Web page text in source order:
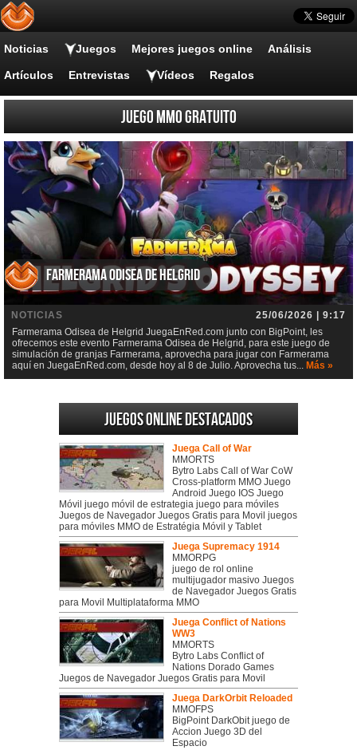
Noticias Juegos Mejores juegos online Análisis
Artículos Entrevistas Vídeos Regalos
juego MMO Gratuito
Farmerama Odisea de Helgrid
NOTICIAS
25/06/2026 | 9:17
Farmerama Odisea de Helgrid JuegaEnRed.com junto con BigPoint, les
ofrecemos este evento Farmerama Odisea de Helgrid, para este juego de
simulación de granjas Farmerama, aprovecha para jugar con Farmerama
aquí en JuegaEnRed.com, desde hoy al 8 de Julio. Aprovecha tus... Más »
Juegos online destacados
Juega Call of War
MMORTS
Bytro Labs Call of War CoW
Cross-platform MMO Juego
Android Juego IOS Juego
Móvil juego móvil de estrategia juego para móviles
Juegos de Navegador Juegos Gratis para Movil juegos
para móviles MMO de Estratégia Móvil y Tablet
Juega Supremacy 1914
MMORPG
juego de rol online
multijugador masivo Juegos
de Navegador Juegos Gratis
para Movil Multiplataforma MMO
Juega Conflict of Nations
WW3
MMORTS
Bytro Labs Conflict of
Nations Dorado Games
Juegos de Navegador Juegos Gratis para Movil
Juega DarkOrbit Reloaded
MMOFPS
BigPoint DarkObit juego de
Accion Juego 3D del
Espacio